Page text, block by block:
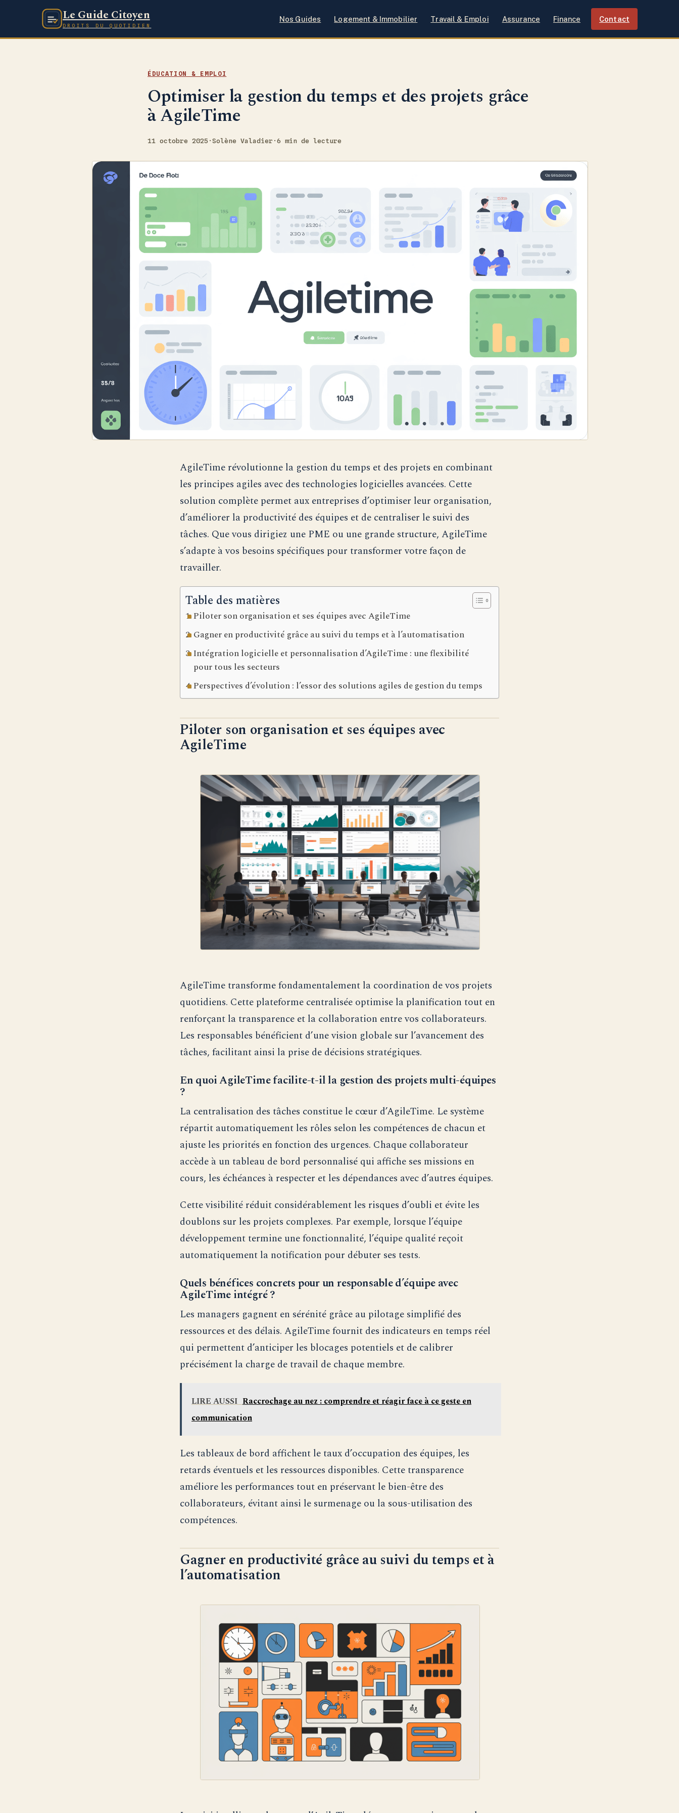
Le Guide Citoyen
DROITS DU QUOTIDIEN
Nos Guides Logement & Immobilier Travail & Emploi Assurance Finance Contact
ÉDUCATION & EMPLOI
Optimiser la gestion du temps et des projets grâce
à AgileTime
11 octobre 2025 ·Solène Valadier ·6 min de lecture
AgileTime révolutionne la gestion du temps et des projets en combinant
les principes agiles avec des technologies logicielles avancées. Cette
solution complète permet aux entreprises d’optimiser leur organisation,
d’améliorer la productivité des équipes et de centraliser le suivi des
tâches. Que vous dirigiez une PME ou une grande structure, AgileTime
s’adapte à vos besoins spécifiques pour transformer votre façon de
travailler.
Table des matières
Piloter son organisation et ses équipes avec AgileTime
Gagner en productivité grâce au suivi du temps et à l’automatisation
Intégration logicielle et personnalisation d’AgileTime : une flexibilité
pour tous les secteurs
Perspectives d’évolution : l’essor des solutions agiles de gestion du temps
Piloter son organisation et ses équipes avec
AgileTime
AgileTime transforme fondamentalement la coordination de vos projets
quotidiens. Cette plateforme centralisée optimise la planification tout en
renforçant la transparence et la collaboration entre vos collaborateurs.
Les responsables bénéficient d’une vision globale sur l’avancement des
tâches, facilitant ainsi la prise de décisions stratégiques.
En quoi AgileTime facilite-t-il la gestion des projets multi-équipes
?
La centralisation des tâches constitue le cœur d’AgileTime. Le système
répartit automatiquement les rôles selon les compétences de chacun et
ajuste les priorités en fonction des urgences. Chaque collaborateur
accède à un tableau de bord personnalisé qui affiche ses missions en
cours, les échéances à respecter et les dépendances avec d’autres équipes.
Cette visibilité réduit considérablement les risques d’oubli et évite les
doublons sur les projets complexes. Par exemple, lorsque l’équipe
développement termine une fonctionnalité, l’équipe qualité reçoit
automatiquement la notification pour débuter ses tests.
Quels bénéfices concrets pour un responsable d’équipe avec
AgileTime intégré ?
Les managers gagnent en sérénité grâce au pilotage simplifié des
ressources et des délais. AgileTime fournit des indicateurs en temps réel
qui permettent d’anticiper les blocages potentiels et de calibrer
précisément la charge de travail de chaque membre.
LIRE AUSSI Raccrochage au nez : comprendre et réagir face à ce geste en
communication
Les tableaux de bord affichent le taux d’occupation des équipes, les
retards éventuels et les ressources disponibles. Cette transparence
améliore les performances tout en préservant le bien-être des
collaborateurs, évitant ainsi le surmenage ou la sous-utilisation des
compétences.
Gagner en productivité grâce au suivi du temps et à
l’automatisation